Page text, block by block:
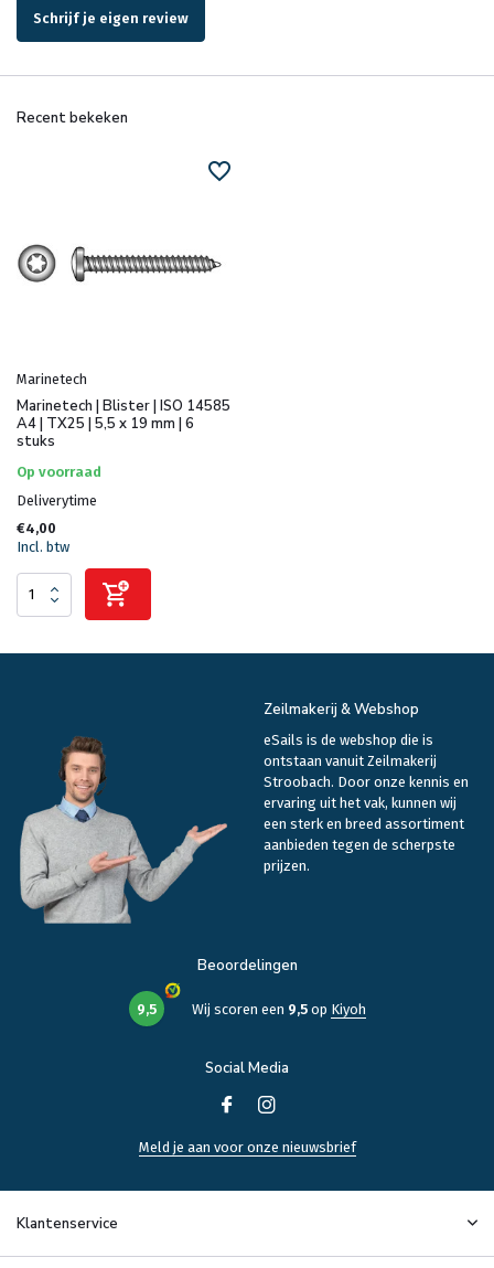
Schrijf je eigen review
Recent bekeken
Marinetech
Marinetech | Blister | ISO 14585
A4 | TX25 | 5,5 x 19 mm | 6
stuks
Op voorraad
Deliverytime
€4,00
Incl. btw
Zeilmakerij & Webshop
eSails is de webshop die is
ontstaan vanuit Zeilmakerij
Stroobach. Door onze kennis en
ervaring uit het vak, kunnen wij
een sterk en breed assortiment
aanbieden tegen de scherpste
prijzen.
Beoordelingen
9,5 Wij scoren een 9,5op Kiyoh
Social Media
Meld je aan voor onze nieuwsbrief
Klantenservice